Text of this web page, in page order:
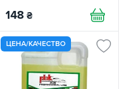
148 ₴
ЦЕНА/КАЧЕСТВО